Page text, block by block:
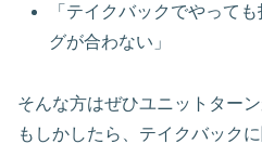
「テイクバックでやって
グが合わない」
そんな方はぜひユニットターン
もしかしたら、テイクバック